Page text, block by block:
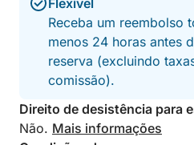
Flexível
Receba um reembolso
menos 24 horas antes
reserva (excluindo
comissão).
Direito de desistência para
Não. Mais informações